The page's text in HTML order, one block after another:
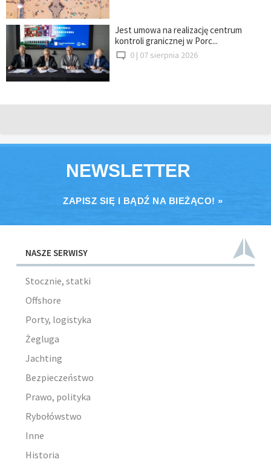
Jest umowa na realizację centrum
kontroli granicznej w Porc...
0 | 07 sierpnia 2026
NEWSLETTER
ZAPISZ SIĘ I BĄDŹ NA BIEŻĄCO! »
NASZE SERWISY
Stocznie, statki
Offshore
Porty, logistyka
Żegluga
Jachting
Bezpieczeństwo
Prawo, polityka
Rybołówstwo
Inne
Historia